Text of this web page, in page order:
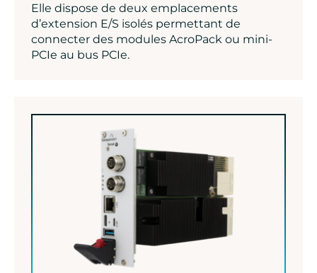
Elle dispose de deux emplacements
d’extension E/S isolés permettant de
connecter des modules AcroPack ou mini-
PCIe au bus PCIe.